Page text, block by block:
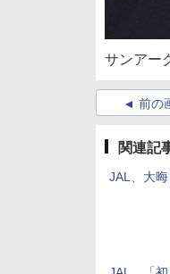
サンアー
前の
関連記
JAL、大